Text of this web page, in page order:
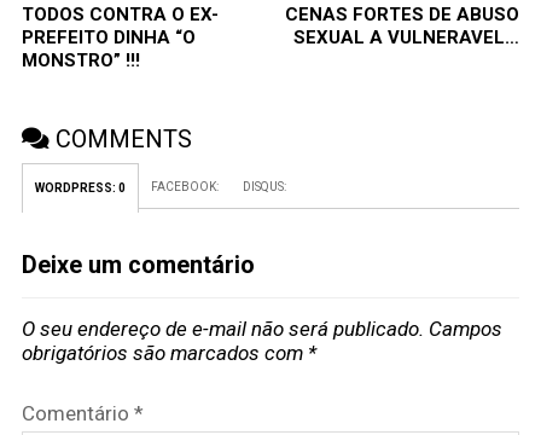
TODOS CONTRA O EX-
PREFEITO DINHA “O
MONSTRO” !!!
CENAS FORTES DE ABUSO
SEXUAL A VULNERAVEL…
COMMENTS
WORDPRESS: 0 FACEBOOK: DISQUS:
Deixe um comentário
O seu endereço de e-mail não será publicado. Campos
obrigatórios são marcados com *
Comentário *